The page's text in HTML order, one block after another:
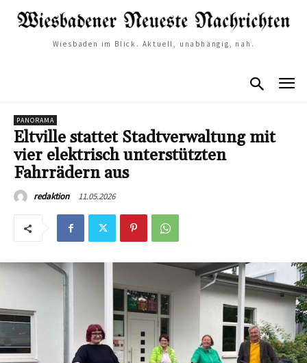
Wiesbaden im Blick. Aktuell, unabhängig, nah.
PANORAMA
Eltville stattet Stadtverwaltung mit
vier elektrisch unterstützten
Fahrrädern aus
redaktion 11.05.2026